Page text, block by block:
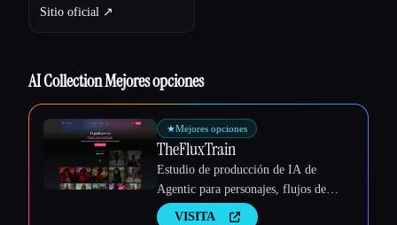
Sitio oficial ↗︎
AI Collection Mejores opciones
★Mejores opciones
TheFluxTrain
Estudio de producción de IA de
Agentic para personajes, flujos de
trabajo y vídeos coherentes
VISITA